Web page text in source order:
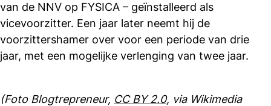
van de NNV op FYSICA – geïnstalleerd als
vicevoorzitter. Een jaar later neemt hij de
voorzittershamer over voor een periode van drie
jaar, met een mogelijke verlenging van twee jaar.
(Foto Blogtrepreneur, CC BY 2.0, via Wikimedia